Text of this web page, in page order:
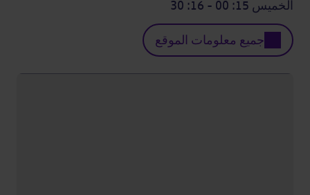
الخميس 15: 00 - 16: 30
جميع معلومات الموقع